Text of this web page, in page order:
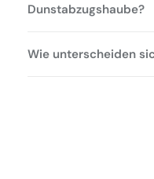
Dunstabzugshaube?
Wie unterscheiden